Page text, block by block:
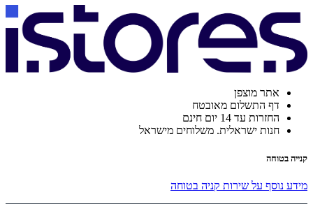
אתר מוצפן
דף התשלום מאובטח
החזרות עד 14 יום חינם
חנות ישראלית. משלוחים מישראל
קנייה בטוחה
מידע נוסף על שירות קניה בטוחה